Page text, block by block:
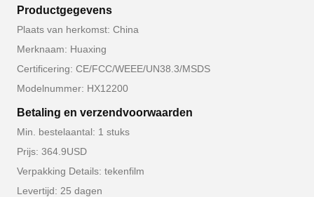
Productgegevens
Plaats van herkomst: China
Merknaam: Huaxing
Certificering: CE/FCC/WEEE/UN38.3/MSDS
Modelnummer: HX12200
Betaling en verzendvoorwaarden
Min. bestelaantal: 1 stuks
Prijs: 364.9USD
Verpakking Details: tekenfilm
Levertijd: 25 dagen